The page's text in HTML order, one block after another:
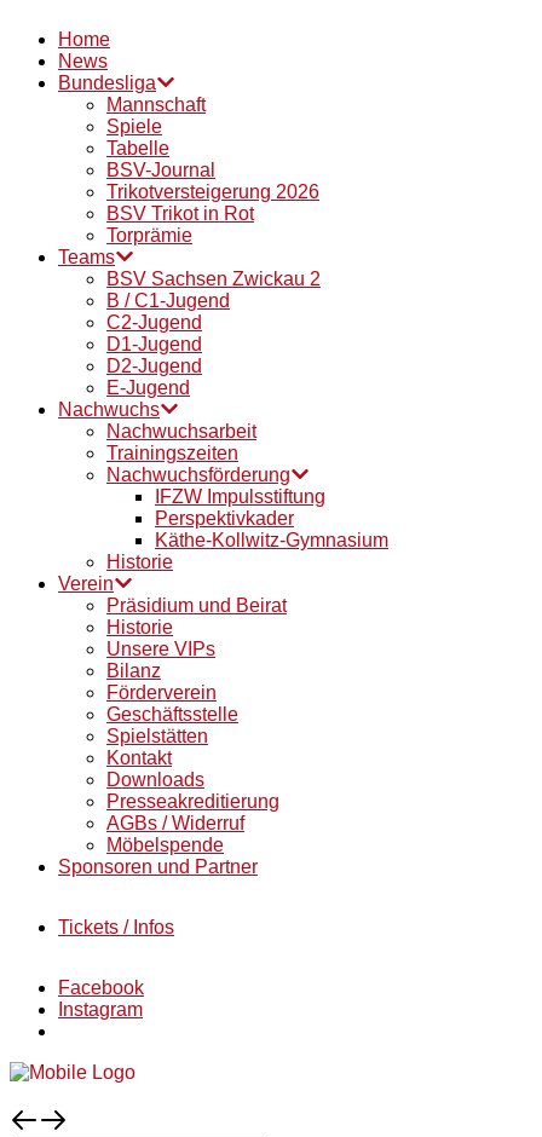
Home
News
Bundesliga
Mannschaft
Spiele
Tabelle
BSV-Journal
Trikotversteigerung 2026
BSV Trikot in Rot
Torprämie
Teams
BSV Sachsen Zwickau 2
B / C1-Jugend
C2-Jugend
D1-Jugend
D2-Jugend
E-Jugend
Nachwuchs
Nachwuchsarbeit
Trainingszeiten
Nachwuchsförderung
IFZW Impulsstiftung
Perspektivkader
Käthe-Kollwitz-Gymnasium
Historie
Verein
Präsidium und Beirat
Historie
Unsere VIPs
Bilanz
Förderverein
Geschäftsstelle
Spielstätten
Kontakt
Downloads
Presseakreditierung
AGBs / Widerruf
Möbelspende
Sponsoren und Partner
Tickets / Infos
Facebook
Instagram